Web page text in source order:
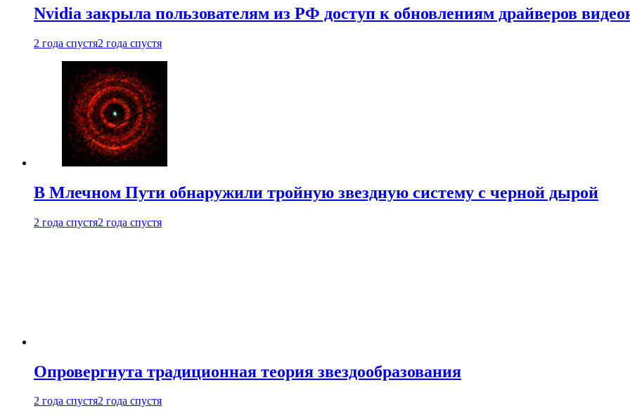
Nvidia закрыла пользователям из РФ доступ к обновлениям драйверов
2 года спустя2 года спустя
В Млечном Пути обнаружили тройную звездную систему с черной дырой
2 года спустя2 года спустя
Опровергнута традиционная теория звездообразования
2 года спустя2 года спустя